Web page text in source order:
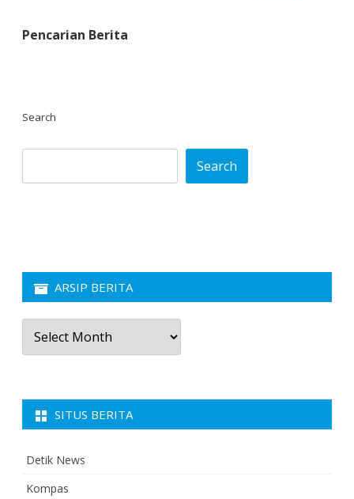
Pencarian Berita
Search
Search
ARSIP BERITA
Arsip
Berita
SITUS BERITA
Detik News
Kompas